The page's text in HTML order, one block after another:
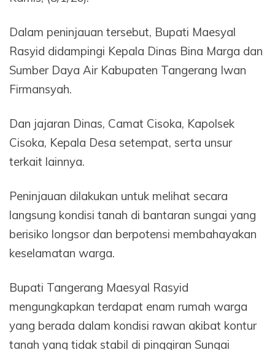
Dalam peninjauan tersebut, Bupati Maesyal
Rasyid didampingi Kepala Dinas Bina Marga dan
Sumber Daya Air Kabupaten Tangerang Iwan
Firmansyah.
Dan jajaran Dinas, Camat Cisoka, Kapolsek
Cisoka, Kepala Desa setempat, serta unsur
terkait lainnya.
Peninjauan dilakukan untuk melihat secara
langsung kondisi tanah di bantaran sungai yang
berisiko longsor dan berpotensi membahayakan
keselamatan warga.
Bupati Tangerang Maesyal Rasyid
mengungkapkan terdapat enam rumah warga
yang berada dalam kondisi rawan akibat kontur
tanah yang tidak stabil di pinggiran Sungai